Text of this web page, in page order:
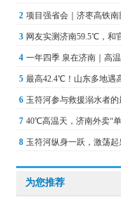
2 项目强省会｜济枣高铁
3 网友实测济南59.5℃，和
4 一年四季 泉在济南｜高
5 最高42.4℃！山东多地遇
6 玉符河参与救援溺水者
7 40℃高温天，济南外卖“
8 玉符河纵身一跃，激荡
为您推荐